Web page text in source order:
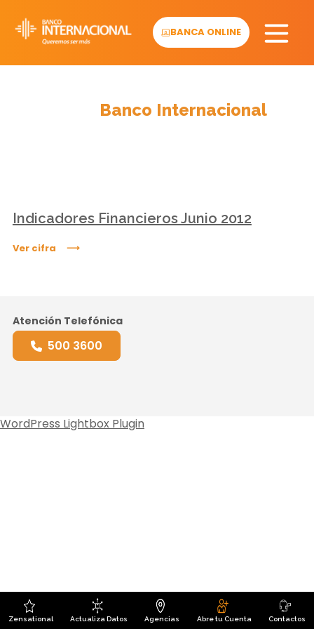
content
BANCA ONLINE
Banco Internacional
Indicadores Financieros Junio 2012
Ver cifra
Atención Telefónica
500 3600
Zensational Actualiza Datos Agencias Abre tu Cuenta Contactos
WordPress Lightbox Plugin